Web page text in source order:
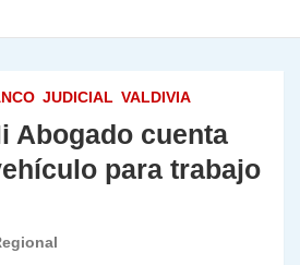
JUDICIAL VALDIVIA
Abogado cuenta
para trabajo